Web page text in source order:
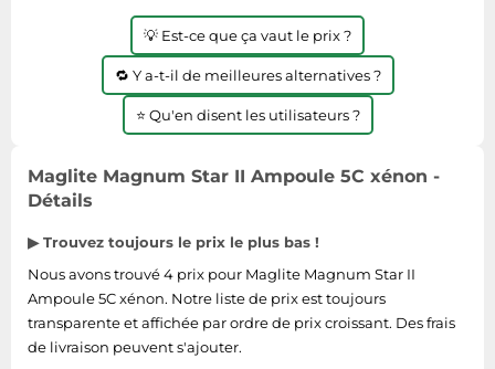
Tablettes tactiles
Tondeuses cheveux & barbe
Télévision & vidéo
💡 Est-ce que ça vaut le prix ?
🔁 Y a-t-il de meilleures alternatives ?
⭐ Qu'en disent les utilisateurs ?
Maglite Magnum Star II Ampoule 5C xénon -
Détails
▶ Trouvez toujours le prix le plus bas !
Nous avons trouvé 4 prix pour Maglite Magnum Star II
Ampoule 5C xénon. Notre liste de prix est toujours
transparente et affichée par ordre de prix croissant. Des frais
de livraison peuvent s'ajouter.